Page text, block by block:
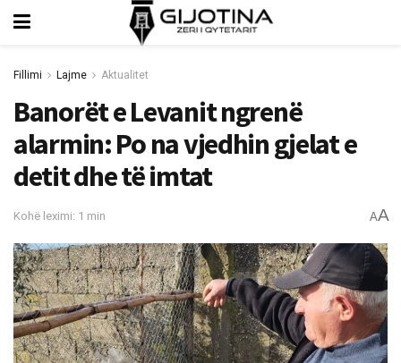
Fillimi Lajme Aktualitet
Banorët e Levanit ngrenë
alarmin: Po na vjedhin gjelat e
detit dhe të imtat
Kohë leximi: 1 min AA